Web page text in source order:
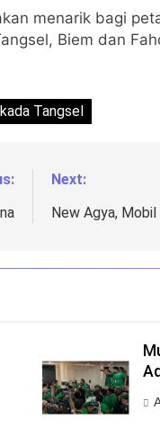
menarik bagi
Biem dan
Tangsel
Next:
New Agya,